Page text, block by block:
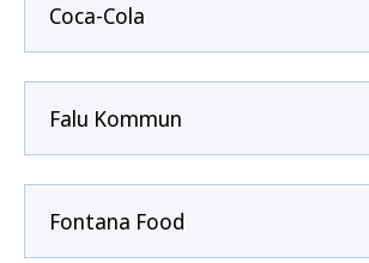
Coca-Cola
Falu Kommun
Fontana Food